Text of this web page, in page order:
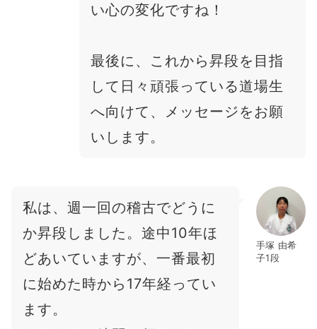
い心の変化ですね！
最後に、これから昇段を目指
して日々頑張っている道場生
へ向けて、メッセージをお願
いします。
手塚 由希
子1段
私は、週一回の稽古でどうに
か昇段しました。途中10年ほ
どあいていますが、一番最初
に始めた時から17年経ってい
ます。